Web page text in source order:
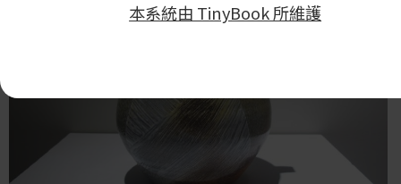
本系統由 TinyBook 所維護